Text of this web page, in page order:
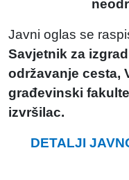
Javni oglas se
Savjetnik za
održavanje cesta,
građevinski
izvršilac.
DETALJI